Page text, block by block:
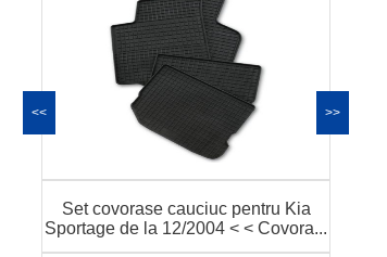
Set covorase cauciuc pentru Kia
Sportage de la 12/2004 < < Covora...
<< >>